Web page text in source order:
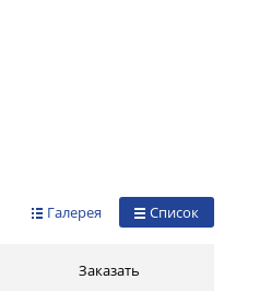
Список
Галерея
Заказать